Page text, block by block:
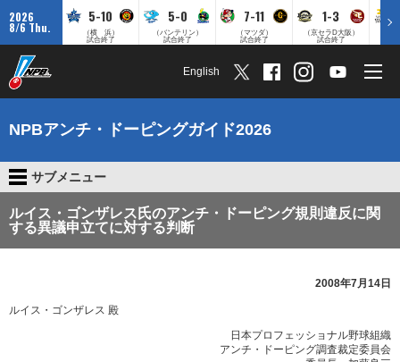
2026
8/6 Thu.
5-10
（横 浜）
試合終了
5-0
（バンテリン）
試合終了
7-11
（マツダ）
試合終了
1-3
（京セラD大阪）
試合終了
English
NPBアンチ・ドーピングガイド2026
サブメニュー
ルイス・ゴンザレス氏のアンチ・ドーピング規則違反に関
する異議申立てに対する判断
2008年7月14日
ルイス・ゴンザレス 殿
日本プロフェッショナル野球組織
アンチ・ドーピング調査裁定委員会